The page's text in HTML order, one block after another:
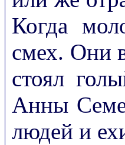
Когда
смех. Они
стоял
Анны
людей и